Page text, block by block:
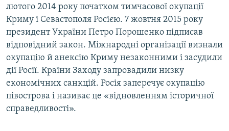
лютого 2014 року початком тимчасової окупації
Криму і Севастополя Росією. 7 жовтня 2015 року
президент України Петро Порошенко підписав
відповідний закон. Міжнародні організації визнали
окупацію й анексію Криму незаконними і засудили
дії Росії. Країни Заходу запровадили низку
економічних санкцій. Росія заперечує окупацію
півострова і називає це «відновленням історичної
справедливості».